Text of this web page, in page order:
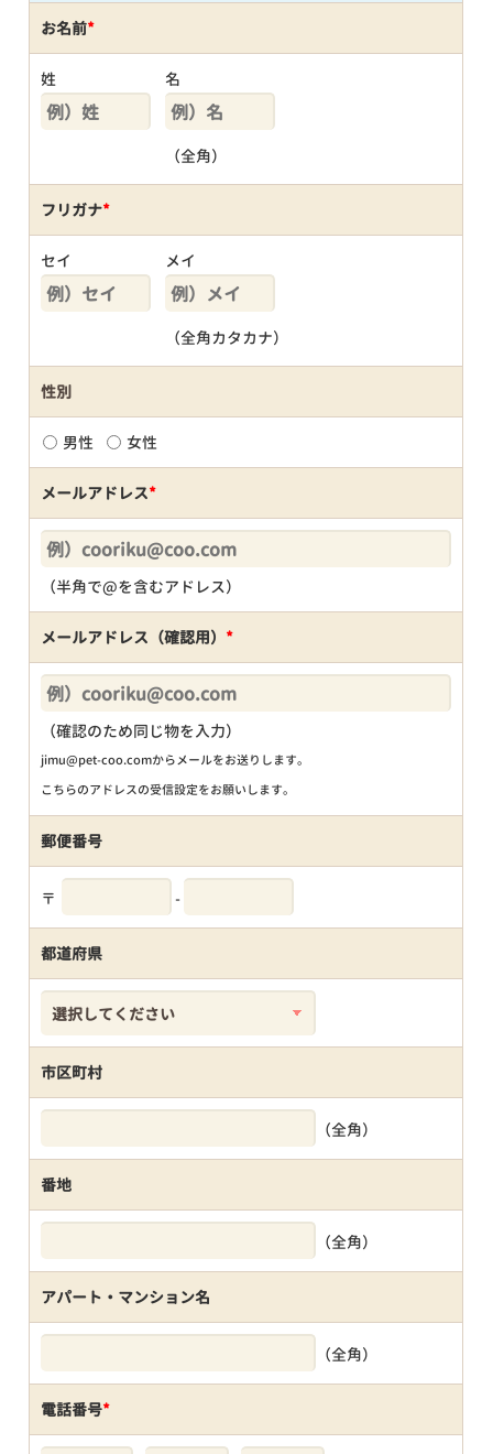
お名前*
姓 名
（全角）
フリガナ*
セイ メイ
（全角カタカナ）
性別
男性 女性
メールアドレス*
（半角で@を含むアドレス）
メールアドレス（確認用） *
（確認のため同じ物を入力）
jimu@pet-coo.comからメールをお送りします。
こちらのアドレスの受信設定をお願いします。
郵便番号
〒 -
都道府県
市区町村
（全角）
番地
（全角）
アパート・マンション名
（全角）
電話番号*